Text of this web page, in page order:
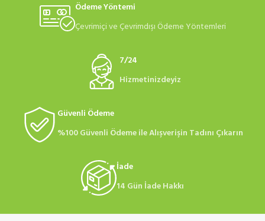
Ödeme Yöntemi
Çevrimiçi ve Çevrimdışı Ödeme Yöntemleri
7/24
Hizmetinizdeyiz
Güvenli Ödeme
%100 Güvenli Ödeme ile Alışverişin Tadını Çıkarın
İade
14 Gün İade Hakkı